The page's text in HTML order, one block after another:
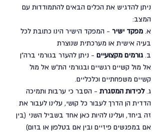
ניתן להדגיש את הכלים הבאים להתמודדות עם
המצב:
א. מפקד ישיר - המפקד הישיר הינו כתובת לכל
בעיה אישית או מערכתית שנוצרת
ב. גורמים מקצועיים - ניתן להעזר בגורמי ברה"ן
אל מול קשיים רגשיים ובגורמי הת"ש אל מול
קשיים משפחתיים וכלכליים.
ג. לכידות המסגרת - הסבר כי ערבות ותמיכה
הדדית הן הדרך לעבור כל קושי, עלינו לעבור את
זה ביחד, ועלינו להיות כאן אחד בשביל השני (בין
אם במפגשים פיזיים ובין אם בטלפון או בזום)